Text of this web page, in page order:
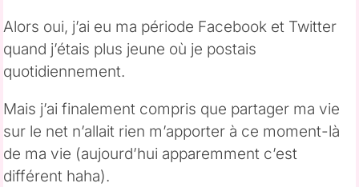
Alors oui, j’ai eu ma période Facebook et Twitter
quand j’étais plus jeune où je postais
quotidiennement.
Mais j’ai finalement compris que partager ma vie
sur le net n’allait rien m’apporter à ce moment-là
de ma vie (aujourd’hui apparemment c’est
différent haha).